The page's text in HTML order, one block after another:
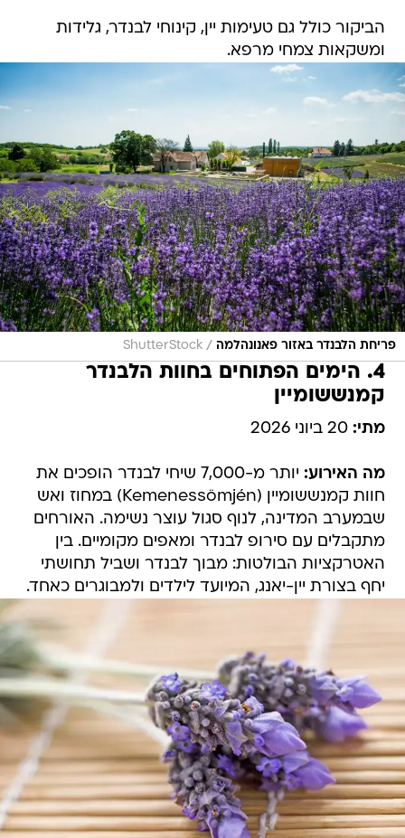
הביקור כולל גם טעימות יין, קינוחי לבנדר, גלידות
ומשקאות צמחי מרפא.
פריחת הלבנדר באזור פאנונהלמה /
ShutterStock
4. הימים הפתוחים בחוות הלבנדר
קמנששומיין
מתי: 20 ביוני 2026
מה האירוע:
יותר מ-7,000 שיחי לבנדר הופכים את
חוות קמנששומיין (Kemenessömjén) במחוז ואש
שבמערב המדינה, לנוף סגול עוצר נשימה. האורחים
מתקבלים עם סירופ לבנדר ומאפים מקומיים. בין
האטרקציות הבולטות: מבוך לבנדר ושביל תחושתי
יחף בצורת יין-יאנג, המיועד לילדים ולמבוגרים כאחד.